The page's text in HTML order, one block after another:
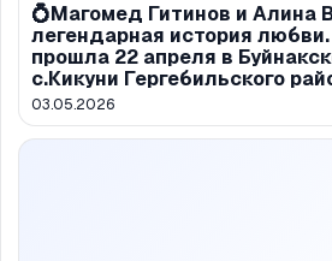
💍Магомед Гитинов и Алина
легендарная история
прошла 22 апреля в
с.Кикуни Гергебильского
03.05.2026